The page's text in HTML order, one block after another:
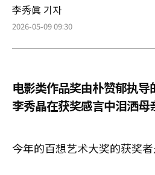
李秀眞 기자
2026-05-09 09:30
电影类作品奖由朴赞郁执
李秀晶在获奖感言中泪洒母
今年的百想艺术大奖的获奖者